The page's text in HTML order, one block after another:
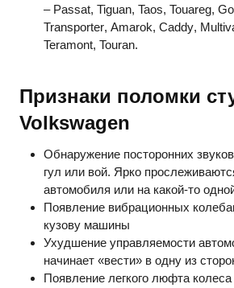
– Passat, Tiguan, Taos, Touareg,
Transporter, Amarok, Caddy,
Teramont, Touran.
Признаки поломки
Volkswagen
Обнаружение посторонних
гул или вой. Ярко
автомобиля или на какой-то
Появление вибрационных
кузову машины
Ухудшение управляемости
начинает «вести» в одну из
Появление легкого люфта колеса